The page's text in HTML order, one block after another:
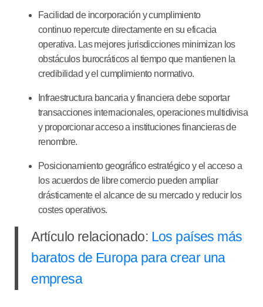
Facilidad de incorporación y cumplimiento
continuorepercute directamente en su eficacia
operativa. Las mejores jurisdicciones minimizan los
obstáculos burocráticos al tiempo que mantienen la
credibilidad y el cumplimiento normativo.
Infraestructura bancaria y financiera debe soportar
transacciones internacionales, operaciones multidivisa
y proporcionar acceso a instituciones financieras de
renombre.
Posicionamiento geográfico estratégicoy el acceso a
los acuerdos de libre comercio pueden ampliar
drásticamente el alcance de su mercado y reducir los
costes operativos.
Artículo relacionado: Los países más
baratos de Europa para crear una
empresa